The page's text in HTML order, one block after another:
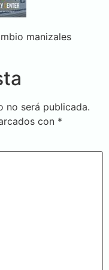
manizales
no será publicada.
con *